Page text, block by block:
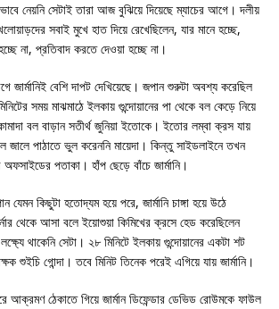
নেয়নি সেটাই তারা আজ বুঝিয়ে দিয়েছে ম্যাচের আগে। দলীয়
সবাই মুখে হাত দিয়ে রেখেছিলেন, যার মানে হচ্ছে,
না, প্রতিবাদ করতে দেওয়া হচ্ছে না।
জার্মানিই বেশি দাপট দেখিয়েছে। জপান শুরুটা অবশ্য করেছিল
সময় মাঝমাঠে ইলকায় গুন্দোয়ানের পা থেকে বল কেড়ে নিয়ে
কামাদা বল বাড়ান সতীর্থ জুনিয়া ইতোকে। ইতোর লম্বা ক্রস যায়
জালে পাঠাতে ভুল করেননি মায়েদা। কিন্তু সাইডলাইনে তখন
অফসাইডের পতাকা। হাঁপ ছেড়ে বাঁচে জার্মানি।
যেমন কিছুটা হতোদ্যম হয়ে পরে, জার্মানি চাঙ্গা হয়ে উঠে
থেকে আসা বলে ইয়োশুয়া কিমিখের ক্রসে হেড করেছিলেন
থাকেনি সেটা। ২৮ মিনিটে ইলকায় গুন্দোয়ানের একটা শট
শুইচি গোন্দা। তবে মিনিট তিনেক পরেই এগিয়ে যায় জার্মানি।
আক্রমণ ঠেকাতে গিয়ে জার্মান ডিফেন্ডার ডেভিড রোউমকে ফাউল